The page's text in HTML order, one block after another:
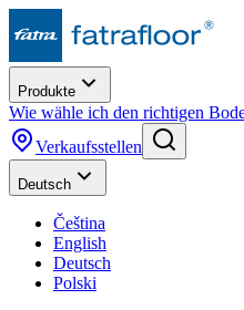
Produkte
Wie wähle ich den richtigen
Verkaufsstellen
Deutsch
Čeština
English
Deutsch
Polski